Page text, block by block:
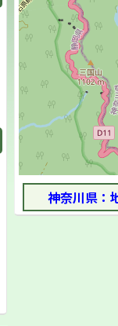
神奈川県：